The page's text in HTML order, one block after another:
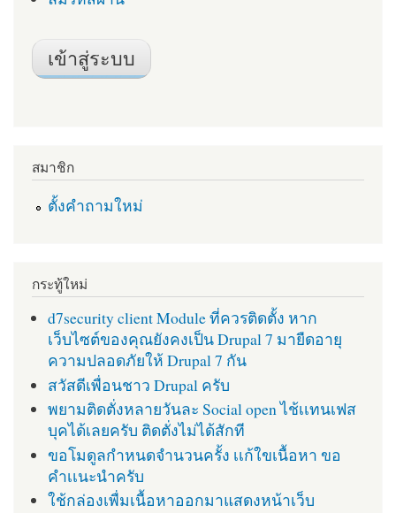
สมาชิก
ตั้งคำถามใหม่
กระทู้ใหม่
d7security client Module ที่ควรติดตั้ง หาก
เว็บไซต์ของคุณยังคงเป็น Drupal 7 มายืดอายุ
ความปลอดภัยให้ Drupal 7 กัน
สวัสดีเพื่อนชาว Drupal ครับ
พยามติดตั่งหลายวันละ Social open ไช้เเทนเฟส
บุคได้เลยครับ ติดตั่งไม่ได้สักที
ขอโมดูลกำหนดจำนวนครั้ง เเก้ใขเนื้อหา ขอ
คำเเนะนำครับ
ใช้กล่องเพื่มเนื้อหาออกมาแสดงหน้าเว็บ